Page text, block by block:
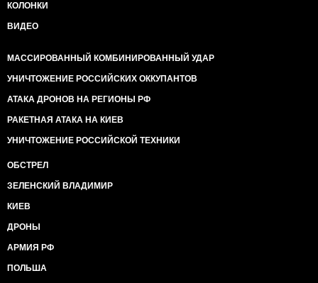
КОЛОНКИ
ВИДЕО
МАССИРОВАННЫЙ КОМБИНИРОВАННЫЙ УДАР
УНИЧТОЖЕНИЕ РОССИЙСКИХ ОККУПАНТОВ
АТАКА ДРОНОВ НА РЕГИОНЫ РФ
РАКЕТНАЯ АТАКА НА КИЕВ
УНИЧТОЖЕНИЕ РОССИЙСКОЙ ТЕХНИКИ
ОБСТРЕЛ
ЗЕЛЕНСКИЙ ВЛАДИМИР
КИЕВ
ДРОНЫ
АРМИЯ РФ
ПОЛЬША